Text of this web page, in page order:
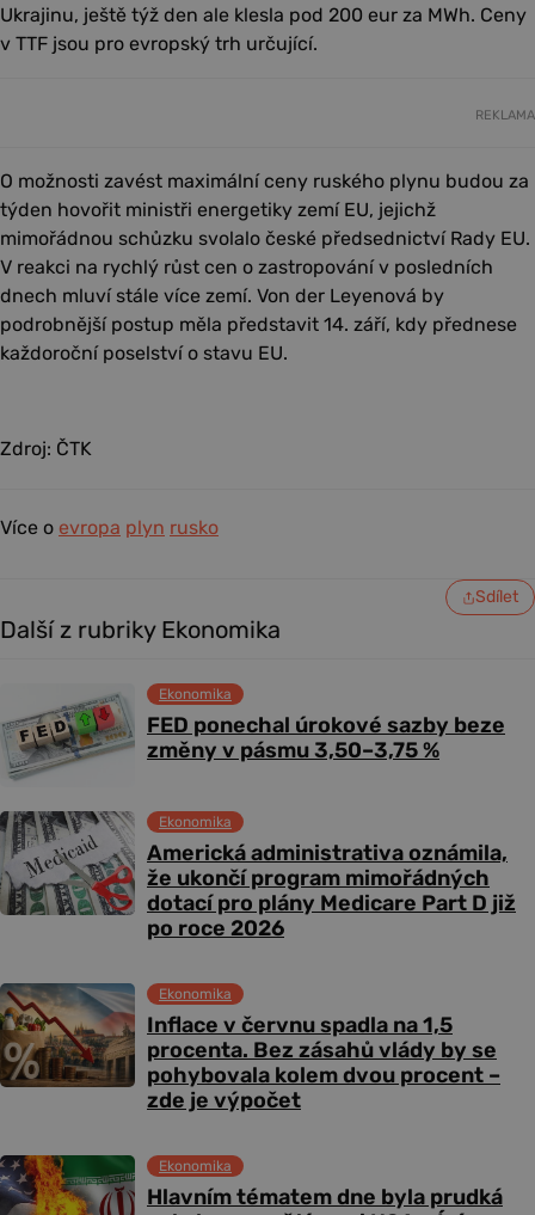
Ukrajinu, ještě týž den ale klesla pod 200 eur za MWh. Ceny
v TTF jsou pro evropský trh určující.
REKLAMA
O možnosti zavést maximální ceny ruského plynu budou za
týden hovořit ministři energetiky zemí EU, jejichž
mimořádnou schůzku svolalo české předsednictví Rady EU.
V reakci na rychlý růst cen o zastropování v posledních
dnech mluví stále více zemí. Von der Leyenová by
podrobnější postup měla představit 14. září, kdy přednese
každoroční poselství o stavu EU.
Zdroj: ČTK
Více o evropa plyn rusko
Sdílet
Další z rubriky Ekonomika
FED ponechal úrokové sazby beze
změny v pásmu 3,50–3,75 %
Ekonomika
Americká administrativa oznámila,
že ukončí program mimořádných
dotací pro plány Medicare Part D již
po roce 2026
Ekonomika
Inflace v červnu spadla na 1,5
procenta. Bez zásahů vlády by se
pohybovala kolem dvou procent –
zde je výpočet
Ekonomika
Hlavním tématem dne byla prudká
Ekonomika